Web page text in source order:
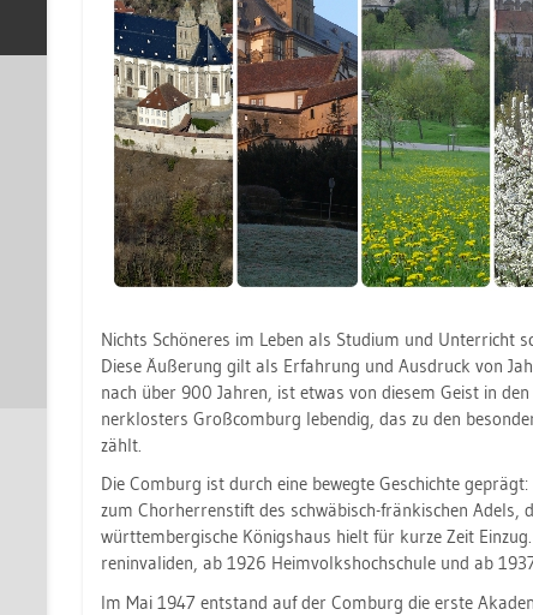
Nichts Schö­ne­res im Leben als Stu­di­um und Un­ter­richt
Diese Äu­ße­rung gilt als Er­fah­rung und Aus­druck von
nach über 900 Jah­ren, ist etwas von die­sem Geist in
ner­klos­ters Groß­com­burg le­ben­dig, das zu den
zählt.
Die Com­burg ist durch eine be­weg­te Ge­schich­te
zum Chor­her­ren­stift des schwä­bisch-frän­ki­schen Adels,
würt­tem­ber­gi­sche Kö­nigs­haus hielt für kurze Zeit
ren­in­va­li­den, ab 1926 Heim­volks­hoch­schu­le und ab
Im Mai 1947 ent­stand auf der Com­burg die erste